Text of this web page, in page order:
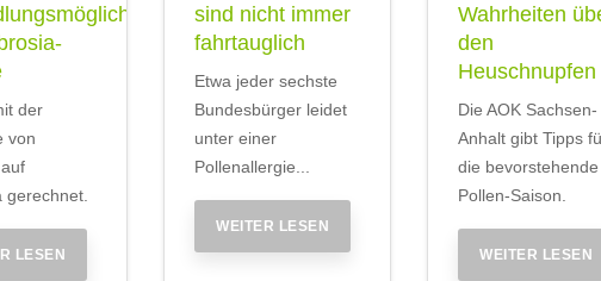
der
von
gerechnet.
LESEN
sind nicht immer
fahrtauglich
Etwa jeder sechste
Bundesbürger leidet
unter einer
Pollenallergie...
WEITER LESEN
Wahrheiten
den
Heuschnupfen
Die AOK Sachsen-
Anhalt gibt Tipps
die bevorstehende
Pollen-Saison.
WEITER LESEN